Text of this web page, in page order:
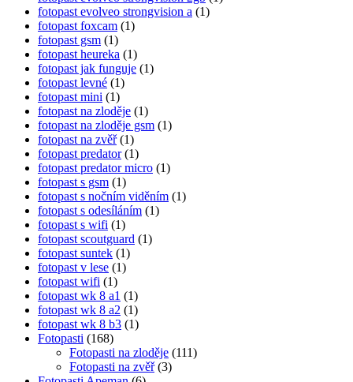
fotopast evolveo strongvision a (1)
fotopast foxcam (1)
fotopast gsm (1)
fotopast heureka (1)
fotopast jak funguje (1)
fotopast levné (1)
fotopast mini (1)
fotopast na zloděje (1)
fotopast na zloděje gsm (1)
fotopast na zvěř(1)
fotopast predator(1)
fotopast predator micro (1)
fotopast s gsm (1)
fotopast s nočním viděním (1)
fotopast s odesíláním (1)
fotopast s wifi (1)
fotopast scoutguard (1)
fotopast suntek (1)
fotopast v lese (1)
fotopast wifi (1)
fotopast wk 8 a1 (1)
fotopast wk 8 a2 (1)
fotopast wk 8 b3 (1)
Fotopasti (168)
Fotopasti na zloděje (111)
Fotopasti na zvěř(3)